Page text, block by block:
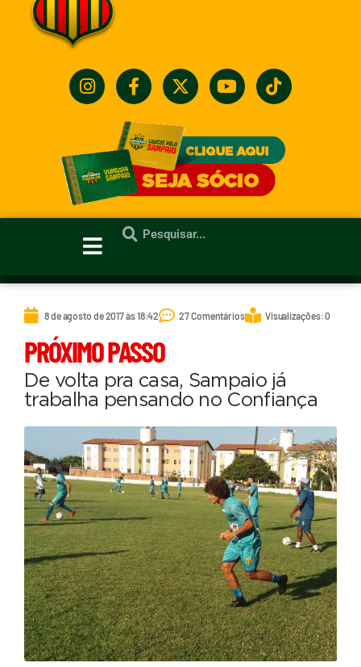
8 de agosto de 2017 às 18:42 27 Comentários Visualizações: 0
PRÓXIMO PASSO
De volta pra casa, Sampaio já
trabalha pensando no Confiança